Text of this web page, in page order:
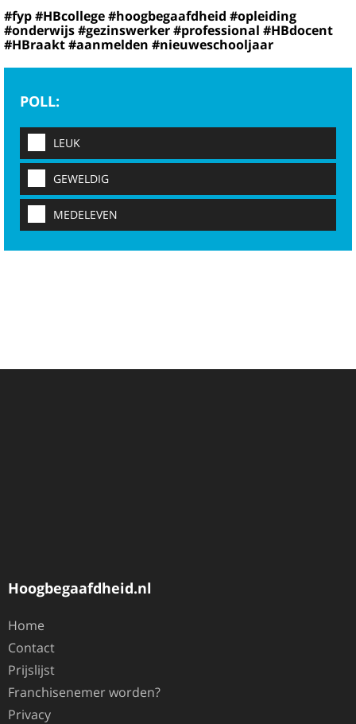
#fyp #HBcollege #hoogbegaafdheid #opleiding
#onderwijs #gezinswerker #professional #HBdocent
#HBraakt #aanmelden #nieuweschooljaar
POLL:
LEUK
GEWELDIG
MEDELEVEN
Hoogbegaafdheid.nl
Home
Contact
Prijslijst
Franchisenemer worden?
Privacy